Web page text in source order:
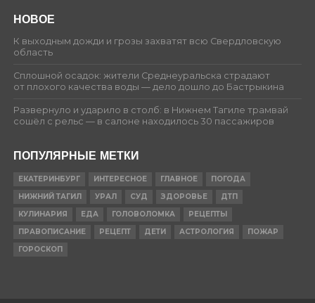
НОВОЕ
К выходным дожди и грозы захватят всю Свердловскую
область
Сплошной осадок: жители Среднеуральска страдают
от плохого качества воды — дело дошло до Бастрыкина
Развернуло и ударило в столб: в Нижнем Тагиле трамвай
сошёл с рельс — в салоне находилось 30 пассажиров
ПОПУЛЯРНЫЕ МЕТКИ
ЕКАТЕРИНБУРГ ИНТЕРЕСНОЕ ГЛАВНОЕ
ПОГОДА
НИЖНИЙ ТАГИЛ
УРАЛ СУД ЗДОРОВЬЕ
ДТП
КУЛИНАРИЯ
ЕДА ГОЛОВОЛОМКА
РЕЦЕПТЫ
ПРАВОПИСАНИЕ
РЕЦЕПТ ДЕТИ АСТРОЛОГИЯ
ПОЖАР
ГОРОСКОП